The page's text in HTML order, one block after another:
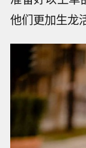
他们更加生龙